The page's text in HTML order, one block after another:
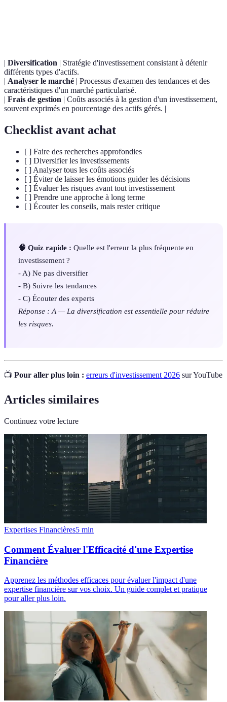
| Diversification | Stratégie d'investissement consistant à détenir
différents types d'actifs.
| Analyser le marché | Processus d'examen des tendances et des
caractéristiques d'un marché particularisé.
| Frais de gestion | Coûts associés à la gestion d'un investissement,
souvent exprimés en pourcentage des actifs gérés. |
Checklist avant achat
[ ] Faire des recherches approfondies
[ ] Diversifier les investissements
[ ] Analyser tous les coûts associés
[ ] Éviter de laisser les émotions guider les décisions
[ ] Évaluer les risques avant tout investissement
[ ] Prendre une approche à long terme
[ ] Écouter les conseils, mais rester critique
🧠 Quiz rapide : Quelle est l'erreur la plus fréquente en
investissement ?
- A) Ne pas diversifier
- B) Suivre les tendances
- C) Écouter des experts
Réponse : A — La diversification est essentielle pour réduire
les risques.
📺 Pour aller plus loin : erreurs d'investissement 2026 sur YouTube
Articles similaires
Continuez votre lecture
Expertises Financières5 min
Comment Évaluer l'Efficacité d'une Expertise
Financière
Apprenez les méthodes efficaces pour évaluer l'impact d'une
expertise financière sur vos choix. Un guide complet et pratique
pour aller plus loin.